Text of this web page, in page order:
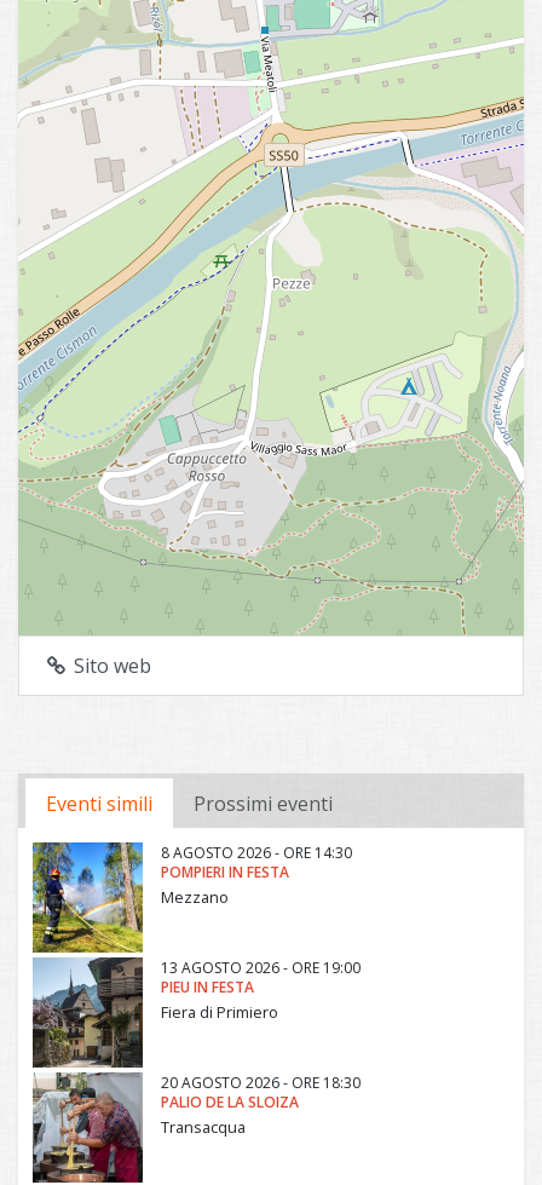
Sito web
Eventi simili Prossimi eventi
8 AGOSTO 2026 - ORE 14:30
POMPIERI IN FESTA
Mezzano
13 AGOSTO 2026 - ORE 19:00
PIEU IN FESTA
Fiera di Primiero
20 AGOSTO 2026 - ORE 18:30
PALIO DE LA SLOIZA
Transacqua